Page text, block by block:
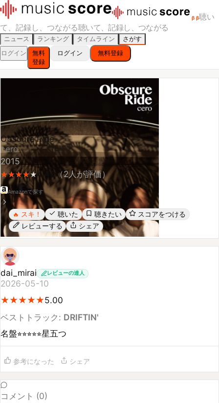
β β聴い
て、記録し、つながる聴いて、記録し、つながる
ニュース ランキング タイムライン
さがす
ログイン
無料
登録
ログイン 無料登録
Obscure Ride
cero
2015
★
★★
★ ★
★★
★ （ 人が評価）
Amazonで探す
🔥スキ！ 聴いた 聴きたい
スコアをつける
レビューする
シェア
dai_mirai
2026-05-10
★
★★
★★
★★
★★
★5.00
参考になった シェア
コメント (0
まだコメントがありません